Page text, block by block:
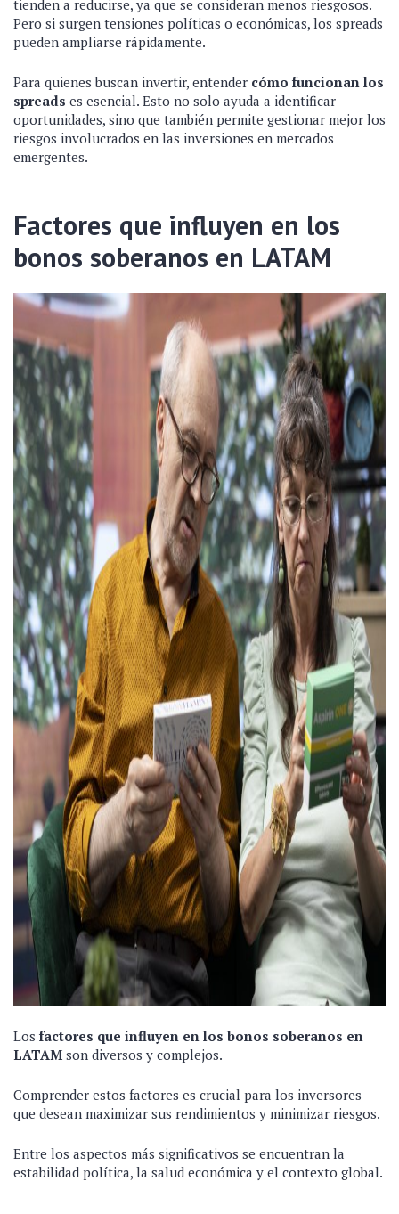
tienden a reducirse, ya que se consideran menos riesgosos.
Pero si surgen tensiones políticas o económicas, los spreads
pueden ampliarse rápidamente.
Para quienes buscan invertir, entender cómo funcionan los
spreads es esencial. Esto no solo ayuda a identificar
oportunidades, sino que también permite gestionar mejor los
riesgos involucrados en las inversiones en mercados
emergentes.
Factores que influyen en los
bonos soberanos en LATAM
Los factores que influyen en los bonos soberanos en
LATAM son diversos y complejos.
Comprender estos factores es crucial para los inversores
que desean maximizar sus rendimientos y minimizar riesgos.
Entre los aspectos más significativos se encuentran la
estabilidad política, la salud económica y el contexto global.